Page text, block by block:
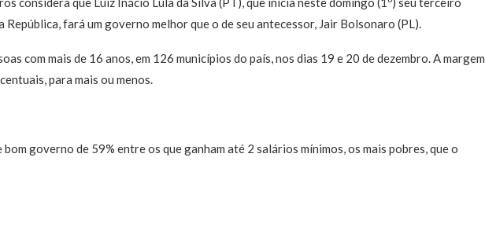
República, fará um governo melhor que o de seu antecessor, Jair Bolsonaro (PL).
com mais de 16 anos, em 126 municípios do país, nos dias 19 e 20 de dezembro. A margem
para mais ou menos.
governo de 59% entre os que ganham até 2 salários mínimos, os mais pobres, que o